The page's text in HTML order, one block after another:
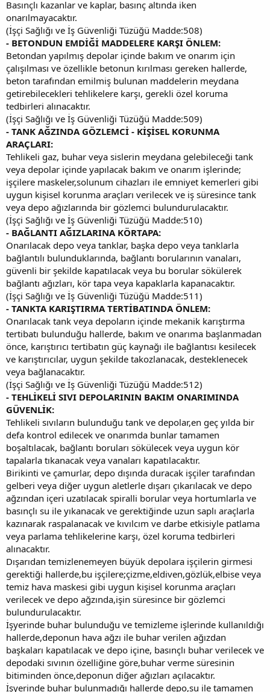
Basınçlı kazanlar ve kaplar, basınç altında iken
onarılmayacaktır.
(İşçi Sağlığı ve İş Güvenliği Tüzüğü Madde:508)
- BETONDUN EMDİĞİ MADDELERE KARŞI ÖNLEM:
Betondan yapılmış depolar içinde bakım ve onarım için
çalışılması ve özellikle betonun kırılması gereken hallerde,
beton tarafından emilmiş bulunan maddelerin meydana
getirebilecekleri tehlikelere karşı, gerekli özel koruma
tedbirleri alınacaktır.
(İşçi Sağlığı ve İş Güvenliği Tüzüğü Madde:509)
- TANK AĞZINDA GÖZLEMCİ - KİŞİSEL KORUNMA
ARAÇLARI:
Tehlikeli gaz, buhar veya sislerin meydana gelebileceği tank
veya depolar içinde yapılacak bakım ve onarım işlerinde;
işçilere maskeler,solunum cihazları ile emniyet kemerleri gibi
uygun kişisel korunma araçları verilecek ve iş süresince tank
veya depo ağızlarında bir gözlemci bulundurulacaktır.
(İşçi Sağlığı ve İş Güvenliği Tüzüğü Madde:510)
- BAĞLANTI AĞIZLARINA KÖRTAPA:
Onarılacak depo veya tanklar, başka depo veya tanklarla
bağlantılı bulunduklarında, bağlantı borularının vanaları,
güvenli bir şekilde kapatılacak veya bu borular sökülerek
bağlantı ağızları, kör tapa veya kapaklarla kapanacaktır.
(İşçi Sağlığı ve İş Güvenliği Tüzüğü Madde:511)
- TANKTA KARIŞTIRMA TERTİBATINDA ÖNLEM:
Onarılacak tank veya depoların içinde mekanik karıştırma
tertibatı bulunduğu hallerde, bakım ve onarıma başlanmadan
önce, karıştırıcı tertibatın güç kaynağı ile bağlantısı kesilecek
ve karıştırıcılar, uygun şekilde takozlanacak, desteklenecek
veya bağlanacaktır.
(İşçi Sağlığı ve İş Güvenliği Tüzüğü Madde:512)
- TEHLİKELİ SIVI DEPOLARININ BAKIM ONARIMINDA
GÜVENLİK:
Tehlikeli sıvıların bulunduğu tank ve depolar,en geç yılda bir
defa kontrol edilecek ve onarımda bunlar tamamen
boşaltılacak, bağlantı boruları sökülecek veya uygun kör
tapalarla tıkanacak veya vanaları kapatılacaktır.
Birikinti ve çamurlar, depo dışında duracak işçiler tarafından
gelberi veya diğer uygun aletlerle dışarı çıkarılacak ve depo
ağzından içeri uzatılacak spiralli borular veya hortumlarla ve
basınçlı su ile yıkanacak ve gerektiğinde uzun saplı araçlarla
kazınarak raspalanacak ve kıvılcım ve darbe etkisiyle patlama
veya parlama tehlikelerine karşı, özel koruma tedbirleri
alınacaktır.
Dışarıdan temizlenemeyen büyük depolara işçilerin girmesi
gerektiği hallerde,bu işçilere;çizme,eldiven,gözlük,elbise veya
temiz hava maskesi gibi uygun kişisel korunma araçları
verilecek ve depo ağzında,işin süresince bir gözlemci
bulundurulacaktır.
İşyerinde buhar bulunduğu ve temizleme işlerinde kullanıldığı
hallerde,deponun hava ağzı ile buhar verilen ağızdan
başkaları kapatılacak ve depo içine, basınçlı buhar verilecek ve
depodaki sıvının özelliğine göre,buhar verme süresinin
bitiminden önce,deponun diğer ağızları açılacaktır.
İşyerinde buhar bulunmadığı hallerde depo,su ile tamamen